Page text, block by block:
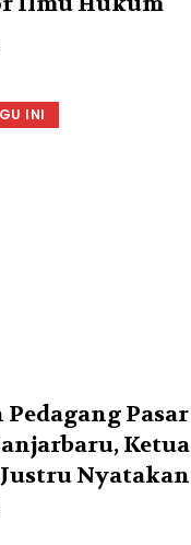
INI
Pasar
Ketua
Nyatakan